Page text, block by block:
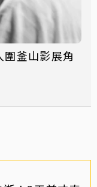
釜山影展角